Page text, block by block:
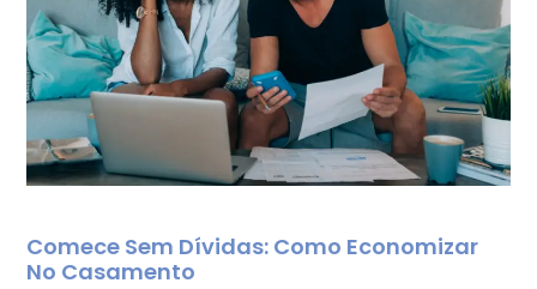
Comece Sem Dívidas: Como Economizar
No Casamento